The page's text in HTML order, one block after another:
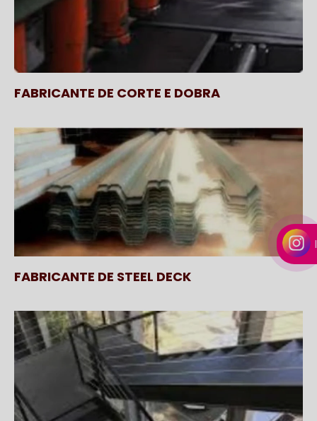
FABRICANTE DE CORTE E DOBRA
FABRICANTE DE STEEL DECK